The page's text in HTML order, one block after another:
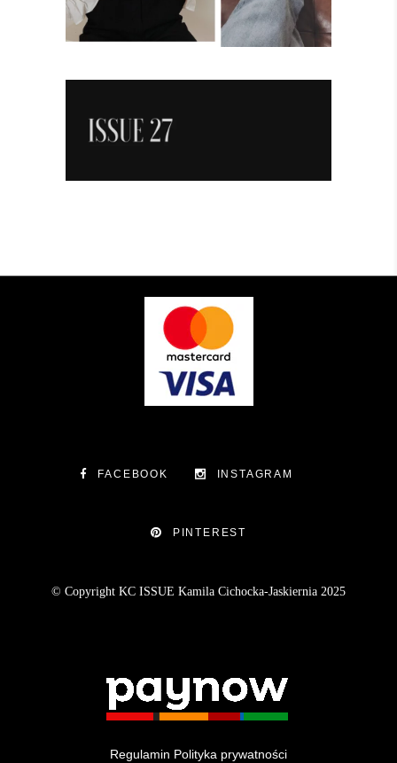
FACEBOOK INSTAGRAM
PINTEREST
© Copyright KC ISSUE Kamila Cichocka-Jaskiernia 2025
Regulamin Polityka prywatności